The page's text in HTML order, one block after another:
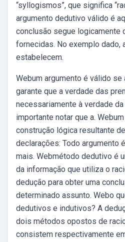
“syllogismos”, que significa
argumento dedutivo válido é
conclusão segue logicamente
fornecidas. No exemplo dado,
estabelecem.
Webum argumento é válido se
garante que a verdade das
necessariamente à verdade
importante notar que a.
construção lógica resultante
declarações: Todo argumento
mais. Webmétodo dedutivo é
da informação que utiliza o
dedução para obter uma
determinado assunto. Webo
dedutivos e indutivos? A
dois métodos opostos de
consistem respectivamente